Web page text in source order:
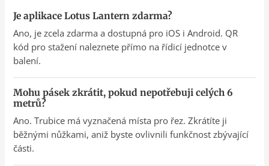
Je aplikace Lotus Lantern zdarma?
Ano, je zcela zdarma a dostupná pro iOS i Android. QR
kód pro stažení naleznete přímo na řídicí jednotce v
balení.
Mohu pásek zkrátit, pokud nepotřebuji celých 6
metrů?
Ano. Trubice má vyznačená místa pro řez. Zkrátíte ji
běžnými nůžkami, aniž byste ovlivnili funkčnost zbývající
části.